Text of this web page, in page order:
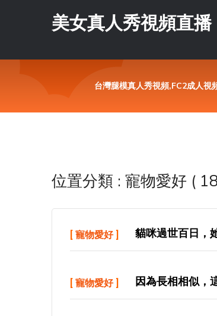
美女真人秀視頻直播
台灣腿模真人秀視頻,FC2成人視
位置分類 : 寵物愛好 (
[ 寵物愛好] 貓咪過世百日，
[ 寵物愛好] 因為長相相似，